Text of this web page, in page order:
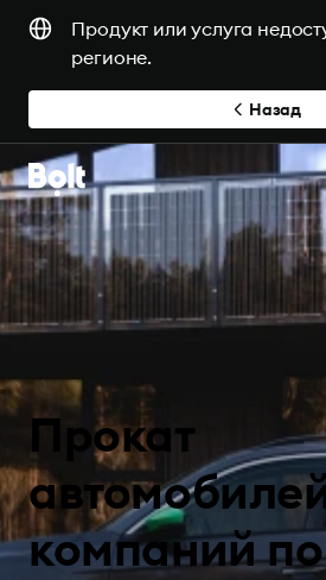
Продукт или услуга
регионе.
Назад
Прокат
компаний